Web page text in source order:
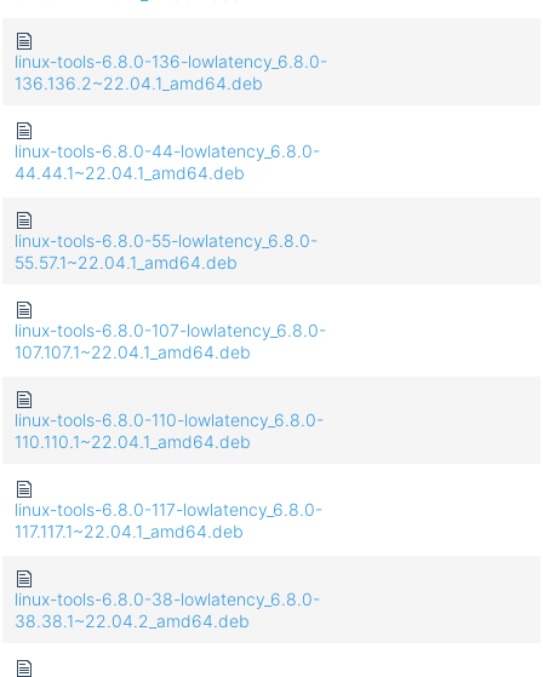
linux-tools-6.8.0-136-lowlatency_6.8.0-
136.136.2~22.04.1_amd64.deb
linux-tools-6.8.0-44-lowlatency_6.8.0-
44.44.1~22.04.1_amd64.deb
linux-tools-6.8.0-55-lowlatency_6.8.0-
55.57.1~22.04.1_amd64.deb
linux-tools-6.8.0-107-lowlatency_6.8.0-
107.107.1~22.04.1_amd64.deb
linux-tools-6.8.0-110-lowlatency_6.8.0-
110.110.1~22.04.1_amd64.deb
linux-tools-6.8.0-117-lowlatency_6.8.0-
117.117.1~22.04.1_amd64.deb
linux-tools-6.8.0-38-lowlatency_6.8.0-
38.38.1~22.04.2_amd64.deb